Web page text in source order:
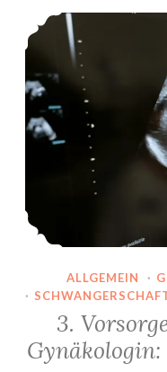
ALLGEMEIN ·
·
3.
Gynäkologin: